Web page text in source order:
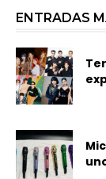
ENTRADAS